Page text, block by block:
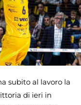
subito al lavoro la
di ieri in